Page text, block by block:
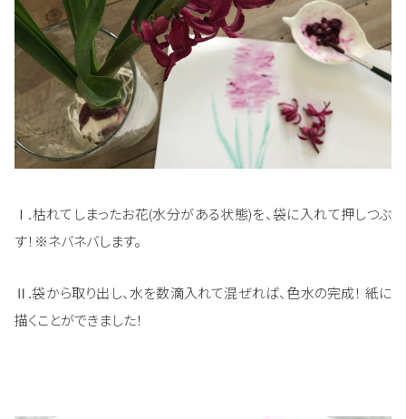
Ⅰ.枯れてしまったお花(水分がある状態)を、袋に入れて押しつぶ
す！※ネバネバします。
Ⅱ.袋から取り出し、水を数滴入れて混ぜれば、色水の完成！ 紙に
描くことができました！